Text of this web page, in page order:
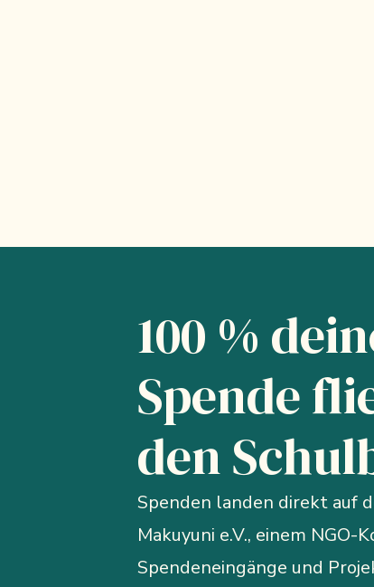
100 %
Spende
den
Spenden landen direkt auf
Makuyuni e.V., einem NGO-
Spendeneingänge und